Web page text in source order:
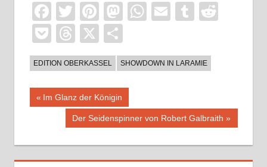
Facebook
TwitterPinterest
Mastodon
WhatsApp
EmailTumblr
PocketThreads
X
EDITION OBERKASSEL SHOWDOWN IN LARAMIE
Beitragsnavigation
Vorheriger
Beitrag:
Im Glanz der Königin
Nächster
Der Seidenspinner von Robert Galbraith